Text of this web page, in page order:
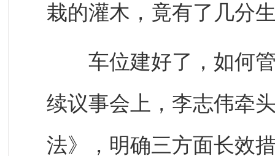
栽的灌木，竟有了几分
车位建好了，如何管
续议事会上，李志伟牵
法》，明确三方面长效